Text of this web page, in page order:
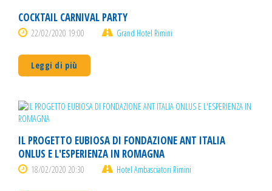
COCKTAIL CARNIVAL PARTY
22/02/2020 19:00 Grand Hotel Rimini
Leggi di più
IL PROGETTO EUBIOSA DI FONDAZIONE ANT ITALIA
ONLUS E L'ESPERIENZA IN ROMAGNA
18/02/2020 20:30 Hotel Ambasciatori Rimini